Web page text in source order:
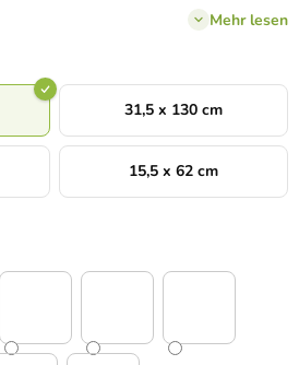
Stil des Zimmers möglich.Mehr lesen
31,5 x 130 cm
15,5 x 62 cm